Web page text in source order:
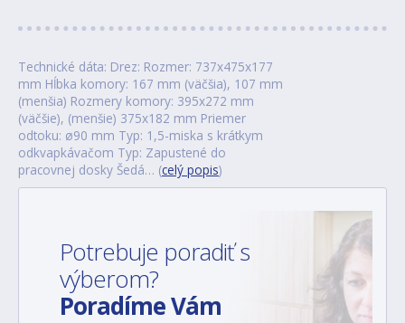
Technické dáta: Drez: Rozmer: 737x475x177
mm Hĺbka komory: 167 mm (väčšia), 107 mm
(menšia) Rozmery komory: 395x272 mm
(väčšie), (menšie) 375x182 mm Priemer
odtoku: ø90 mm Typ: 1,5-miska s krátkym
odkvapkávačom Typ: Zapustené do
pracovnej dosky Šedá… (celý popis)
Potrebuje poradiť s
výberom?
Poradíme Vám